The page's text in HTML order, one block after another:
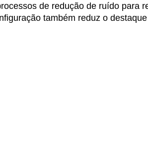
de redução de ruído para
também reduz o